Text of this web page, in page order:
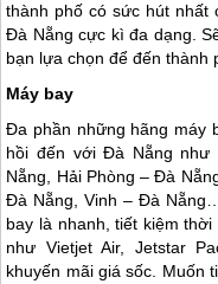
thành phố có sức hút nhất
Đà Nẵng cực kì đa dạng.
bạn lựa chọn để đến thành
Máy bay
Đa phần những hãng máy
hồi đến vớiĐà Nẵng như
Nẵng , Hải Phòng –Đà
Đà Nẵng , Vinh –Đà Nẵng
bay là nhanh, tiết kiệm
như Vietjet Air, Jetstar
khuyến mãi giá sốc. Muốn